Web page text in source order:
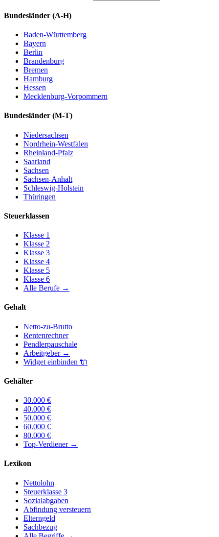
Bundesländer (A-H)
Baden-Württemberg
Bayern
Berlin
Brandenburg
Bremen
Hamburg
Hessen
Mecklenburg-Vorpommern
Bundesländer (M-T)
Niedersachsen
Nordrhein-Westfalen
Rheinland-Pfalz
Saarland
Sachsen
Sachsen-Anhalt
Schleswig-Holstein
Thüringen
Steuerklassen
Klasse 1
Klasse 2
Klasse 3
Klasse 4
Klasse 5
Klasse 6
Alle Berufe →
Gehalt
Netto-zu-Brutto
Rentenrechner
Pendlerpauschale
Arbeitgeber→
Widget einbinden 🔌
Gehälter
30.000 €
40.000 €
50.000 €
60.000 €
80.000 €
Top-Verdiener→
Lexikon
Nettolohn
Steuerklasse 3
Sozialabgaben
Abfindung versteuern
Elterngeld
Sachbezug